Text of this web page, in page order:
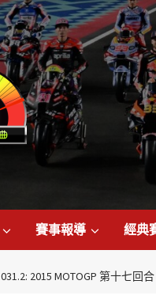
賽事報導 經典
031.2: 2015 MOTOGP 第十七回